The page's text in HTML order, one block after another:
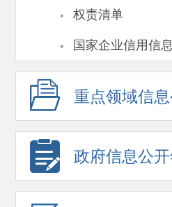
· 权责清单
· 国家企业信用信
重点领域信
政府信息公